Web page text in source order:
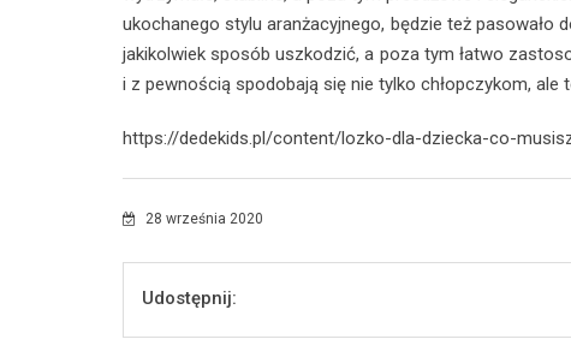
ukochanego stylu aranżacyjnego, będzie też
jakikolwiek sposób uszkodzić, a poza tym łatwo
i z pewnością spodobają się nie tylko chłopczykom, ale
https://dedekids.pl/content/lozko-dla-dziecka-co-
28 września 2020
Udostępnij: